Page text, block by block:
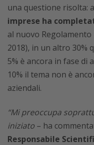
una questione risolta:
imprese ha
al nuovo
2018), in un altro 30%
5% è ancora in fase di
10% il tema non è
aziendali.
“Mi preoccupa
iniziato – ha
Responsabile